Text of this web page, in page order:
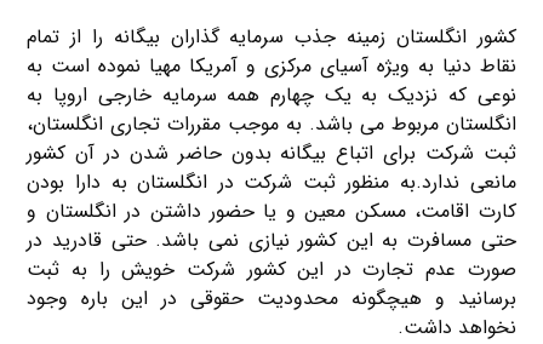
کشور انگلستان زمینه جذب سرمایه گذاران بیگانه را از تمام
نقاط دنیا به ویژه آسیای مرکزی و آمریکا مهیا نموده است به
نوعی که نزدیک به یک چهارم همه سرمایه خارجی اروپا به
انگلستان مربوط می باشد. به موجب مقررات تجاری انگلستان،
ثبت شرکت برای اتباع بیگانه بدون حاضر شدن در آن کشور
مانعی ندارد.به منظور ثبت شرکت در انگلستان به دارا بودن
کارت اقامت، مسکن معین و یا حضور داشتن در انگلستان و
حتی مسافرت به این کشور نیازی نمی باشد. حتی قادرید در
صورت عدم تجارت در این کشور شرکت خویش را به ثبت
برسانید و هیچگونه محدودیت حقوقی در این باره وجود
نخواهد داشت.